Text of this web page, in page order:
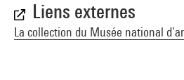
Liens externes
La collection du Musée national